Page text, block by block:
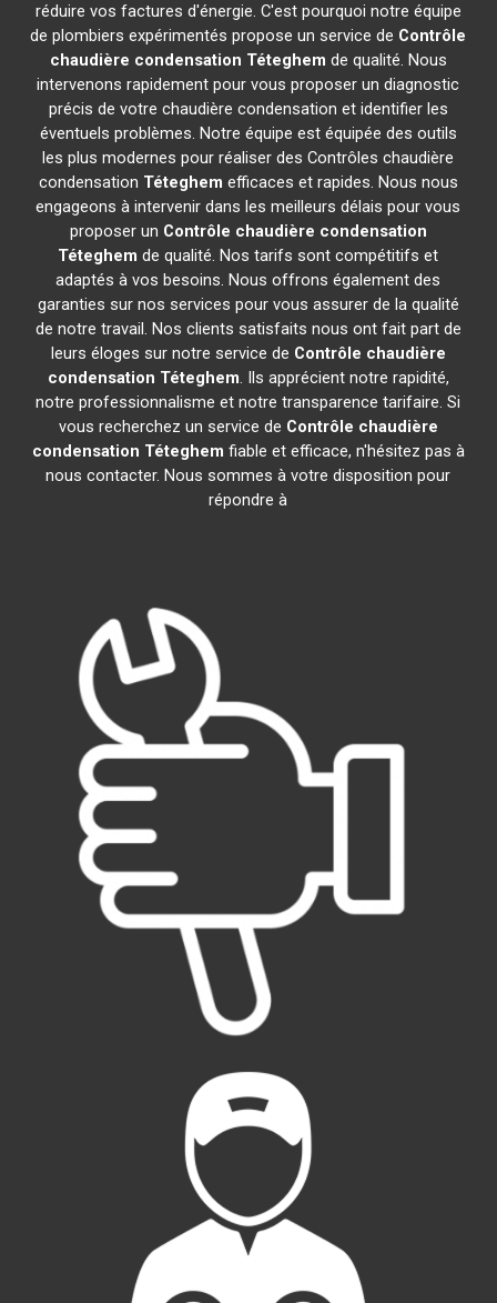
réduire vos factures d'énergie. C'est pourquoi notre équipe
de plombiers expérimentés propose un service de Contrôle
chaudière condensation Téteghem de qualité. Nous
intervenons rapidement pour vous proposer un diagnostic
précis de votre chaudière condensation et identifier les
éventuels problèmes. Notre équipe est équipée des outils
les plus modernes pour réaliser des Contrôles chaudière
condensation Téteghem efficaces et rapides. Nous nous
engageons à intervenir dans les meilleurs délais pour vous
proposer un Contrôle chaudière condensation
Téteghem de qualité. Nos tarifs sont compétitifs et
adaptés à vos besoins. Nous offrons également des
garanties sur nos services pour vous assurer de la qualité
de notre travail. Nos clients satisfaits nous ont fait part de
leurs éloges sur notre service de Contrôle chaudière
condensation Téteghem. Ils apprécient notre rapidité,
notre professionnalisme et notre transparence tarifaire. Si
vous recherchez un service de Contrôle chaudière
condensation Téteghem fiable et efficace, n'hésitez pas à
nous contacter. Nous sommes à votre disposition pour
répondre à